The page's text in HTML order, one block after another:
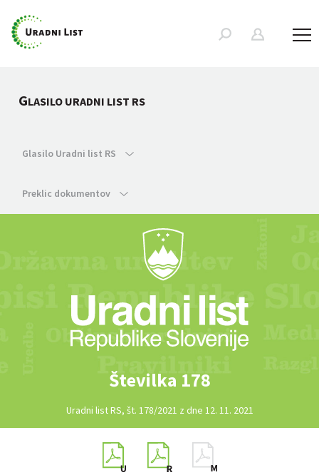
GLASILO URADNI LIST RS
Glasilo Uradni list RS
Preklic dokumentov
Številka 178
Uradni list RS, št. 178/2021 z dne 12. 11. 2021